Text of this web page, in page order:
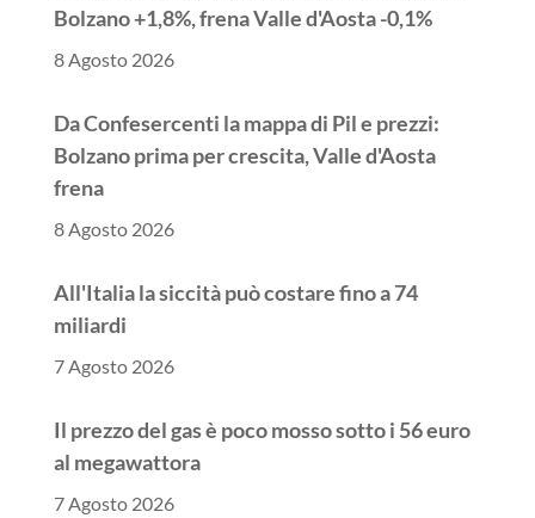
Bolzano +1,8%, frena Valle d'Aosta -0,1%
8 Agosto 2026
Da Confesercenti la mappa di Pil e prezzi:
Bolzano prima per crescita, Valle d'Aosta
frena
8 Agosto 2026
All'Italia la siccità può costare fino a 74
miliardi
7 Agosto 2026
Il prezzo del gas è poco mosso sotto i 56 euro
al megawattora
7 Agosto 2026